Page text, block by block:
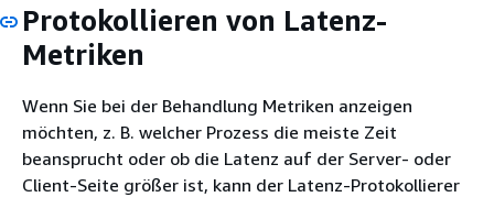
Protokollieren von Latenz-
Metriken
Wenn Sie bei der Behandlung Metriken anzeigen
möchten, z. B. welcher Prozess die meiste Zeit
beansprucht oder ob die Latenz auf der Server- oder
Client-Seite größer ist, kann der Latenz-Protokollierer